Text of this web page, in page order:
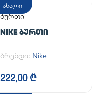
ახალი
ბურთი
NIKE ᲑᲣᲠᲗᲘ
ბრენდი: Nike
222,00 ₾